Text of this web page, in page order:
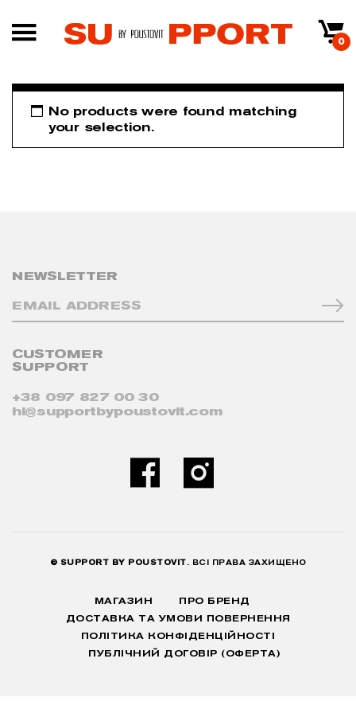
0
No products were found matching
your selection.
NEWSLETTER
CUSTOMER
SUPPORT
+38 097 827 00 30
hi@supportbypoustovit.com
© SUPPORT BY POUSTOVIT. ВСІ ПРАВА ЗАХИЩЕНО
МАГАЗИН
ПРО БРЕНД
ДОСТАВКА ТА УМОВИ ПОВЕРНЕННЯ
ПОЛІТИКА КОНФІДЕНЦІЙНОСТІ
ПУБЛІЧНИЙ ДОГОВІР (ОФЕРТА)